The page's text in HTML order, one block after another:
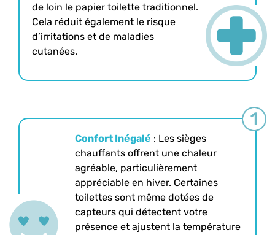
de loin le papier toilette traditionnel.
Cela réduit également le risque
d’irritations et de maladies
cutanées.
Confort Inégalé : Les sièges
chauffants offrent une chaleur
agréable, particulièrement
appréciable en hiver. Certaines
toilettes sont même dotées de
capteurs qui détectent votre
présence et ajustent la température